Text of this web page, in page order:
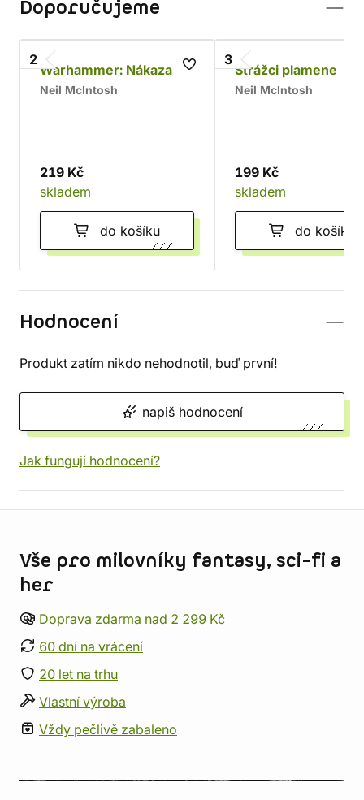
Doporučujeme
2
Warhammer: Nákaza zla
Neil McIntosh
219 Kč
skladem
do košíku
3
Strážci plamene
Neil McIntosh
199 Kč
skladem
do košíku
Hodnocení
Produkt zatím nikdo nehodnotil, buď první!
napiš hodnocení
Jak fungují hodnocení?
Vše pro milovníky fantasy, sci-fi a
her
Doprava zdarma nad 2 299 Kč
60 dní na vrácení
20 let na trhu
Vlastní výroba
Vždy pečlivě zabaleno